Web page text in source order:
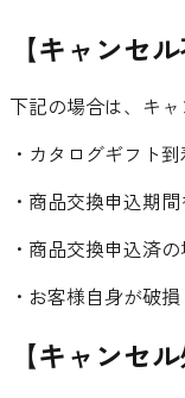
【キャンセ
下記の場合は、キ
・カタログギフト
・商品交換申込期
・商品交換申込済
・お客様自身が破
【キャンセ